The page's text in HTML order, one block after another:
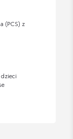
(PCS) z